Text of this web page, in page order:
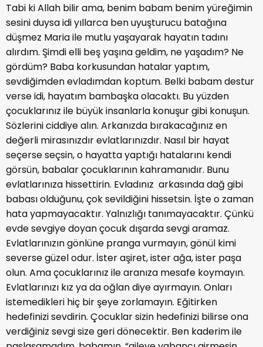
Tabi ki Allah bilir ama, benim babam benim yüreğimin
sesini duysa idi yıllarca ben uyuşturucu batağına
düşmez Maria ile mutlu yaşayarak hayatın tadını
alırdım. Şimdi elli beş yaşına geldim, ne yaşadım? Ne
gördüm? Baba korkusundan hatalar yaptım,
sevdiğimden evladımdan koptum. Belki babam destur
verse idi, hayatım bambaşka olacaktı. Bu yüzden
çocuklarınız ile büyük insanlarla konuşur gibi konuşun.
Sözlerini ciddiye alın. Arkanızda bırakacağınız en
değerli mirasınızdır evlatlarınızdır. Nasıl bir hayat
seçerse seçsin, o hayatta yaptığı hatalarını kendi
görsün, babalar çocuklarının kahramanıdır. Bunu
evlatlarınıza hissettirin. Evladınız arkasında dağ gibi
babası olduğunu, çok sevildiğini hissetsin. İşte o zaman
hata yapmayacaktır. Yalnızlığı tanımayacaktır. Çünkü
evde sevgiye doyan çocuk dışarda sevgi aramaz.
Evlatlarınızın gönlüne pranga vurmayın, gönül kimi
severse güzel odur. İster aşiret, ister ağa, ister paşa
olun. Ama çocuklarınız ile aranıza mesafe koymayın.
Evlatlarınızı kız ya da oğlan diye ayırmayın. Onları
istemedikleri hiç bir şeye zorlamayın. Eğitirken
hedefinizi sevdirin. Çocuklar sizin hedefinizi bilirse ona
verdiğiniz sevgi size geri dönecektir. Ben kaderim ile